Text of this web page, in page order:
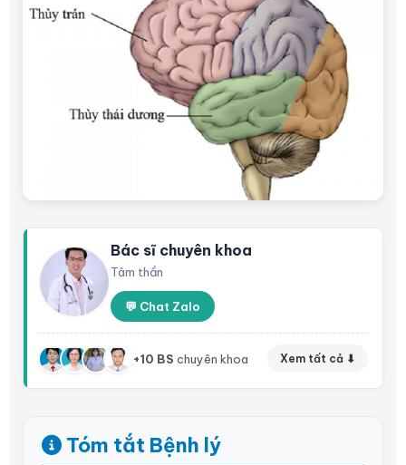
Bác sĩ chuyên khoa
Tâm thần
💬 Chat Zalo
+10 BS chuyên khoa Xem tất cả ⬇
Tóm tắt Bệnh lý